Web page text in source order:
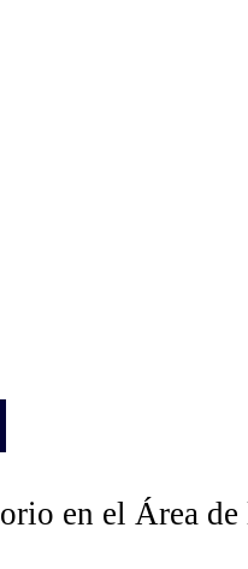
en el Área de